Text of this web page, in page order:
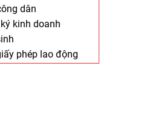
dân
kinh doanh
phép lao động